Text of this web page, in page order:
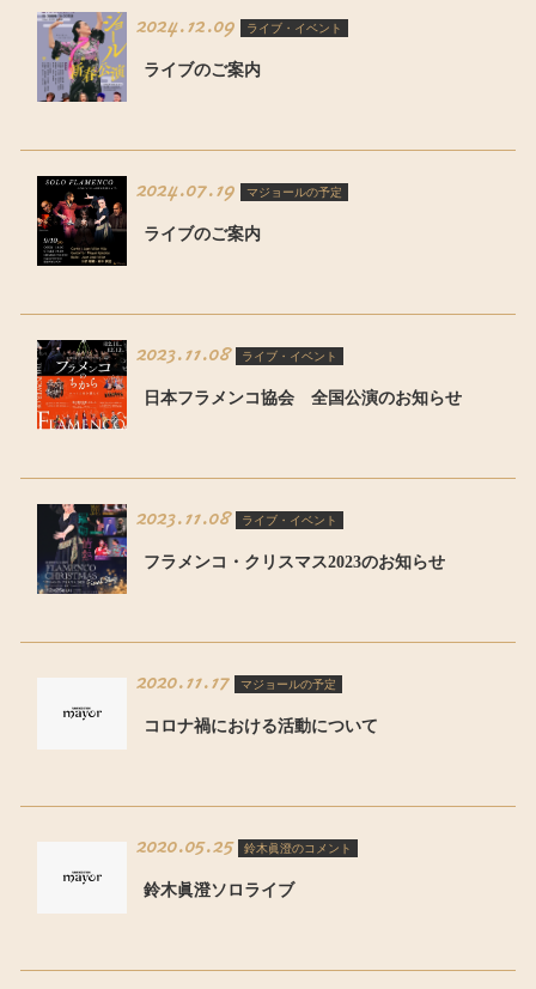
2024.12.09 ライブ・イベント
ライブのご案内
2024.07.19 マジョールの予定
ライブのご案内
2023.11.08 ライブ・イベント
日本フラメンコ協会 全国公演のお知らせ
2023.11.08 ライブ・イベント
フラメンコ・クリスマス2023のお知らせ
2020.11.17 マジョールの予定
コロナ禍における活動について
2020.05.25 鈴木眞澄のコメント
鈴木眞澄ソロライブ